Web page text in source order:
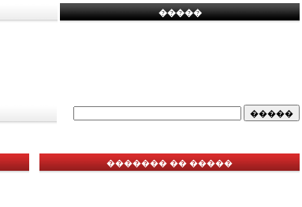
�����
������� �� �����